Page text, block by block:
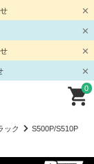
0
ック
S500P/S510P